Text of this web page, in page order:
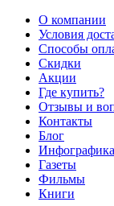
О компании
Условия
Способы
Скидки
Акции
Где купить?
Отзывы и
Контакты
Блог
Инфографика
Газеты
Фильмы
Книги